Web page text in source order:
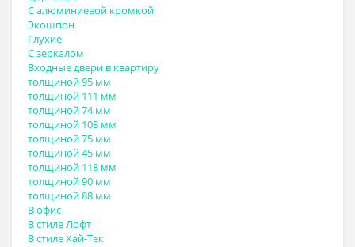
С алюминиевой кромкой
Экошпон
Глухие
С зеркалом
Входные двери в квартиру
толщиной 95 мм
толщиной 111 мм
толщиной 74 мм
толщиной 108 мм
толщиной 75 мм
толщиной 45 мм
толщиной 118 мм
толщиной 90 мм
толщиной 88 мм
В офис
В стиле Лофт
В стиле Хай-Тек